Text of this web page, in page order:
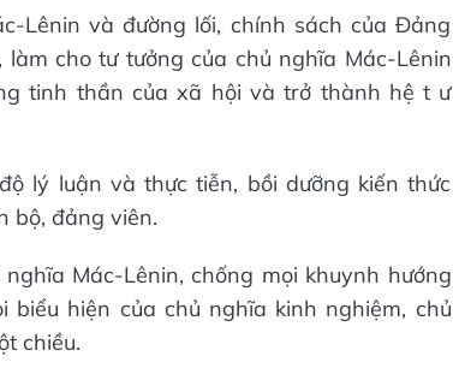
Lênin và đường lối, chính sách của Đảng
cho tư tưởng của chủ nghĩa Mác-Lênin
tinh thần của xã hội và trở thành hệ t ư
lý luận và thực tiễn, bồi dưỡng kiến thức
bộ, đảng viên.
Mác-Lênin, chống mọi khuynh hướng
hiện của chủ nghĩa kinh nghiệm, chủ
chiều.